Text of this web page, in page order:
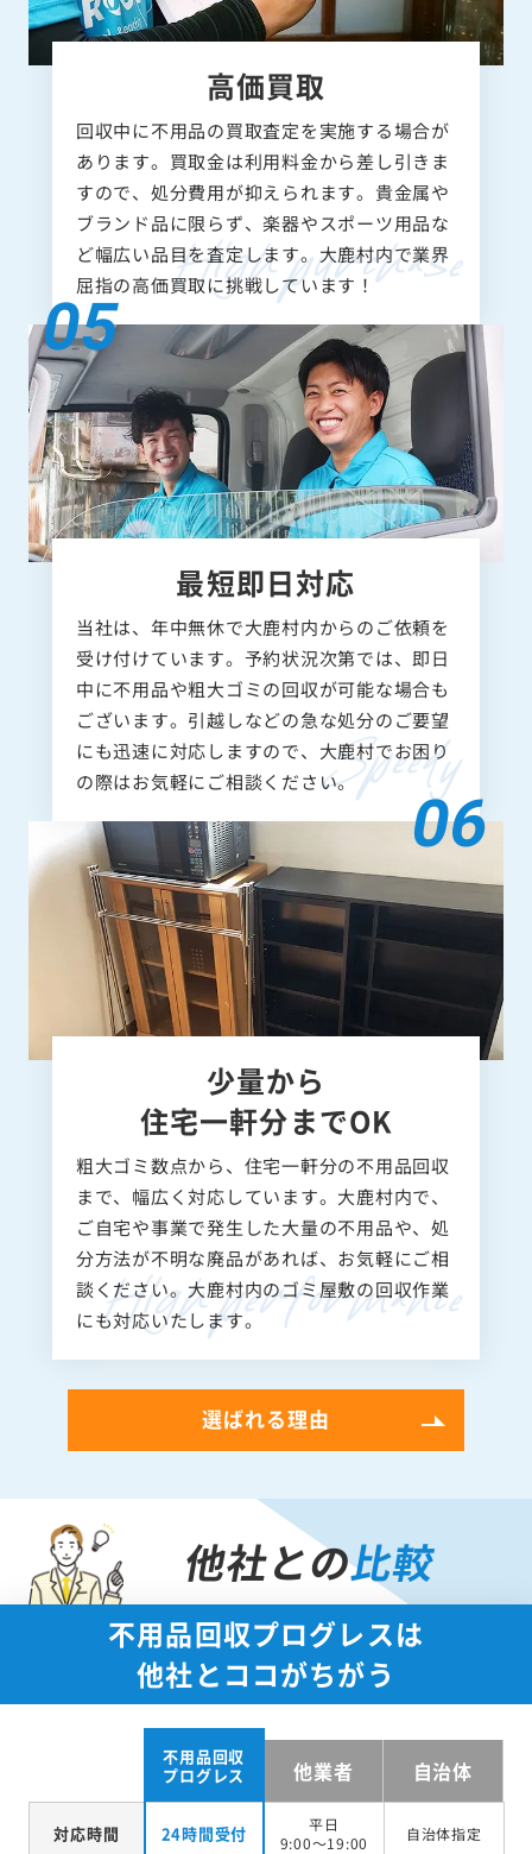
高価買取
回収中に不用品の買取査定を実施する場合が
あります。買取金は利用料金から差し引きま
すので、処分費用が抑えられます。貴金属や
ブランド品に限らず、楽器やスポーツ用品な
ど幅広い品目を査定します。大鹿村内で業界
屈指の高価買取に挑戦しています！
最短即日対応
当社は、年中無休で大鹿村内からのご依頼を
受け付けています。予約状況次第では、即日
中に不用品や粗大ゴミの回収が可能な場合も
ございます。引越しなどの急な処分のご要望
にも迅速に対応しますので、大鹿村でお困り
の際はお気軽にご相談ください。
少量から
住宅一軒分までOK
粗大ゴミ数点から、住宅一軒分の不用品回収
まで、幅広く対応しています。大鹿村内で、
ご自宅や事業で発生した大量の不用品や、処
分方法が不明な廃品があれば、お気軽にご相
談ください。大鹿村内のゴミ屋敷の回収作業
にも対応いたします。
選ばれる理由
他社との比較
不用品回収プログレスは
他社とココがちがう
不用品回収
プログレス
他業者 自治体
対応時間 24時間受付
平日
9:00～19:00
自治体指定